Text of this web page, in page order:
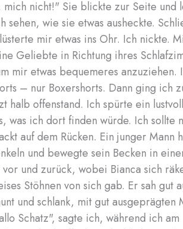
nicht!" Sie blickte zur Seite und
wie sie etwas ausheckte.
mir etwas ins Ohr. Ich nickte.
Geliebte in Richtung ihres
mir etwas bequemeres anzuziehen.
– nur Boxershorts. Dann ging ich
halb offenstand. Ich spürte ein
was ich dort finden würde. Ich sollte
auf dem Rücken. Ein junger Mann
und bewegte sein Becken in
vor und zurück, wobei Bianca sich
Stöhnen von sich gab. Er sah gut
und schlank, mit gut ausgeprägten
Schatz", sagte ich, während ich am